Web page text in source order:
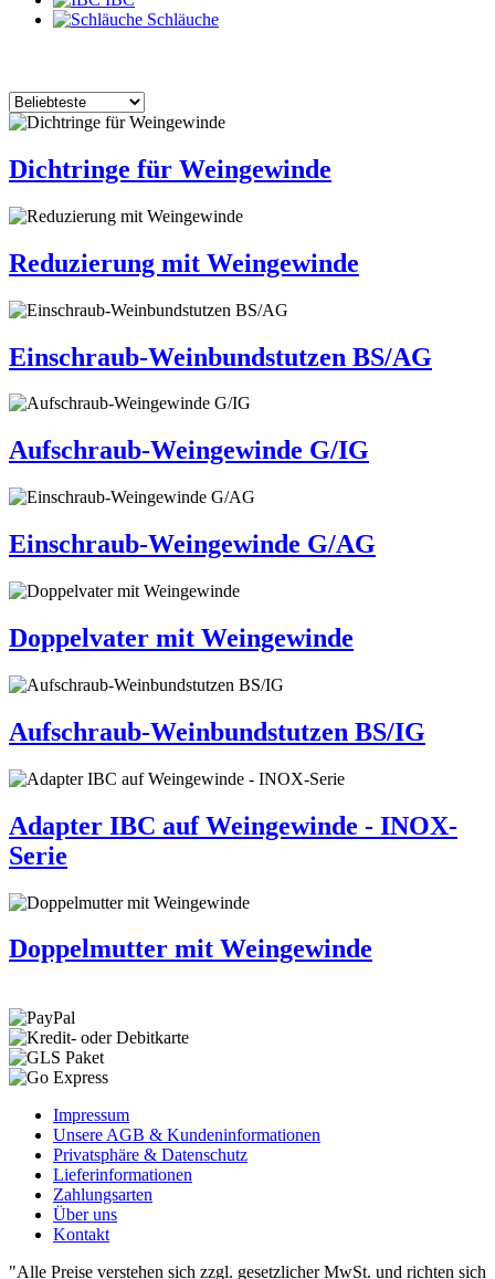
Schläuche
Dichtringe für Weingewinde
Reduzierung mit Weingewinde
Einschraub-Weinbundstutzen BS/AG
Aufschraub-Weingewinde G/IG
Einschraub-Weingewinde G/AG
Doppelvater mit Weingewinde
Aufschraub-Weinbundstutzen BS/IG
Adapter IBC auf Weingewinde - INOX-
Serie
Doppelmutter mit Weingewinde
Impressum
Unsere AGB & Kundeninformationen
Privatsphäre & Datenschutz
Lieferinformationen
Zahlungsarten
Über uns
Kontakt
"Alle Preise verstehen sich zzgl. gesetzlicher MwSt. und richten sich